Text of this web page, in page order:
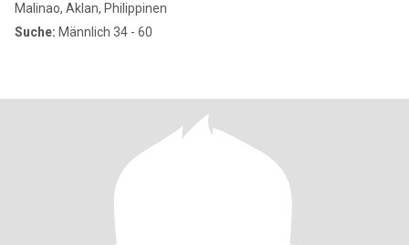
Malinao, Aklan, Philippinen
Suche: Männlich 34 - 60